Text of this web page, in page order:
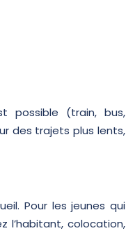
possible (train, bus,
des trajets plus lents,
Pour les jeunes qui
l’habitant, colocation,